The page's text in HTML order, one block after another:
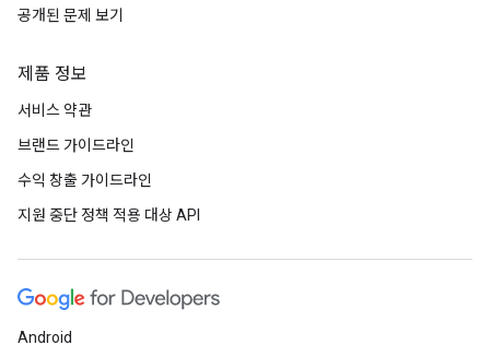
공개된 문제 보기
제품 정보
서비스 약관
브랜드 가이드라인
수익 창출 가이드라인
지원 중단 정책 적용 대상 API
Android